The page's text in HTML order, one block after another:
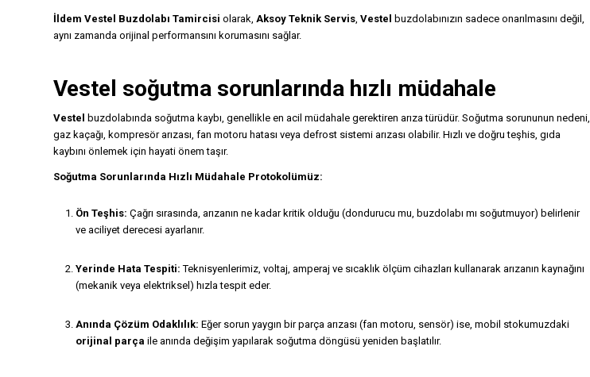
İldem Vestel Buzdolabı Tamircisi olarak, Aksoy Teknik Servis, Vestel
buzdolabınızın sadece onarılmasını değil,
aynı zamanda orijinal performansını korumasını sağlar.
Vestel soğutma sorunlarında hızlı müdahale
Vestel
buzdolabında soğutma kaybı, genellikle en acil müdahale gerektiren arıza türüdür. Soğutma sorununun nedeni,
gaz kaçağı, kompresör arızası, fan motoru hatası veya defrost sistemi arızası olabilir. Hızlı ve doğru teşhis, gıda
kaybını önlemek için hayati önem taşır.
Soğutma Sorunlarında Hızlı Müdahale Protokolümüz:
Ön Teşhis: Çağrı sırasında, arızanın ne kadar kritik olduğu (dondurucu mu, buzdolabı mı soğutmuyor) belirlenir
ve aciliyet derecesi ayarlanır.
Yerinde Hata Tespiti: Teknisyenlerimiz, voltaj, amperaj ve sıcaklık ölçüm cihazları kullanarak arızanın kaynağını
(mekanik veya elektriksel) hızla tespit eder.
Anında Çözüm Odaklılık: Eğer sorun yaygın bir parça arızası (fan motoru, sensör) ise, mobil stokumuzdaki
orijinal parça ile anında değişim yapılarak soğutma döngüsü yeniden başlatılır.